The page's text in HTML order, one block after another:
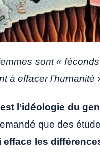
sont «
à effacer
l’idéologie du
que des
les